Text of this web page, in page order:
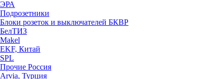
ЭРА
Подрозетники
Блоки розеток и выключателей БКВР
БелТИЗ
Makel
EKF, Китай
SPL
Прочие Россия
Arvia, Турция